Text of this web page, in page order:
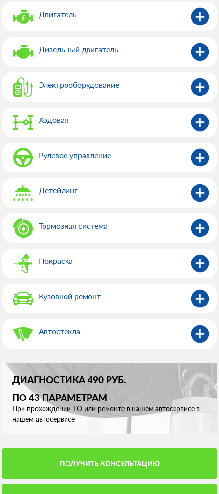
Двигатель
Дизельный двигатель
Электрооборудованиe
Ходовая
Рулевое управление
Детейлинг
Тормозная система
Покраска
Кузовной ремонт
Автостекла
ДИАГНОСТИКА 490 РУБ.
ПО 43 ПАРАМЕТРАМ
При прохождении ТО или ремонте в нашем автосервисе в
нашем автосервисе
ПОЛУЧИТЬ КОНСУЛЬТАЦИЮ